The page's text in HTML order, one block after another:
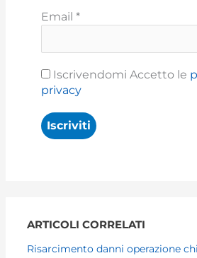
Email*
Iscrivendomi Accetto le
privacy
ARTICOLI CORRELATI
Risarcimento danni operazione